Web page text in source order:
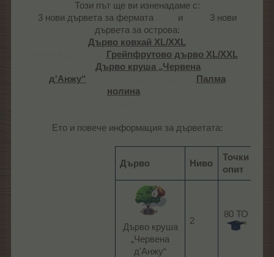
Този път ще ви изненадаме с:
3 нови дървета за фермата
и
3 нови
дървета за острова:
Дърво ковхай XL/XXL
Грейпфрутово дърво ХL/XXL
Дърво круша „Червена
д'Анжу“
Палма
нолина
Ето и повече информация за дърветата:​
Дърво Ниво
Точки
опит
Дърво круша
„Червена
д'Анжу“​
2
80 ТО